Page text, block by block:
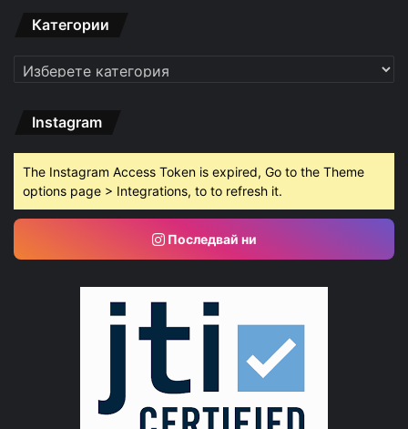
Категории
Категории
Instagram
The Instagram Access Token is expired, Go to the Theme
options page > Integrations, to to refresh it.
Последвай ни